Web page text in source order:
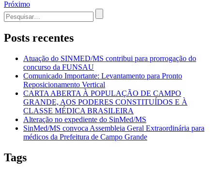
de
Post
Próximo
Procurar
por:
Posts recentes
Atuação do SINMED/MS contribui para prorrogação do
concurso da FUNSAU
Comunicado Importante: Levantamento para Pronto
Reposicionamento Vertical
CARTA ABERTA À POPULAÇÃO DE CAMPO
GRANDE, AOS PODERES CONSTITUÍDOS E À
CLASSE MÉDICA BRASILEIRA
Alteração no expediente do SinMed/MS
SinMed/MS convoca Assembleia Geral Extraordinária para
médicos da Prefeitura de Campo Grande
Tags